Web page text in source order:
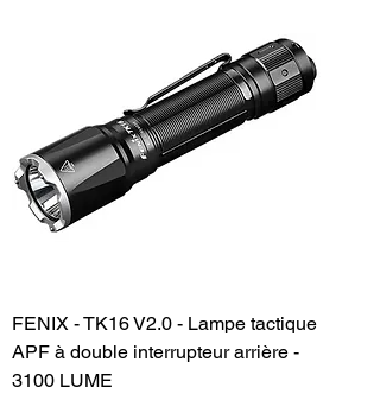
FENIX - TK16 V2.0 - Lampe tactique
APF à double interrupteur arrière -
3100 LUME